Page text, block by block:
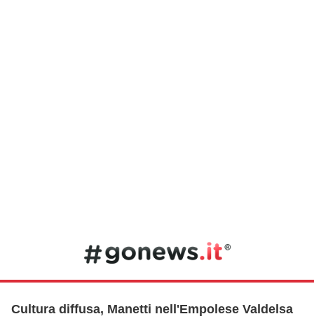
Cultura diffusa, Manetti nell'Empolese Valdelsa